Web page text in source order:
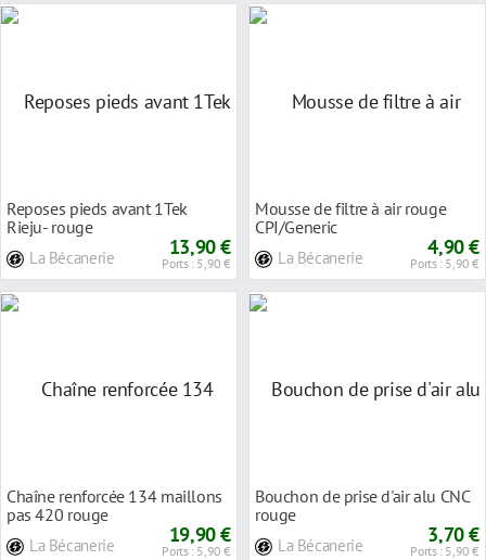
Reposes pieds avant 1Tek
Rieju- rouge
La Bécanerie 13,90 €
Ports : 5,90 €
Mousse de filtre à air rouge
CPI/Generic
La Bécanerie 4,90 €
Ports : 5,90 €
Chaîne renforcée 134 maillons
pas 420 rouge
La Bécanerie 19,90 €
Ports : 5,90 €
Bouchon de prise d'air alu CNC
rouge
La Bécanerie 3,70 €
Ports : 5,90 €